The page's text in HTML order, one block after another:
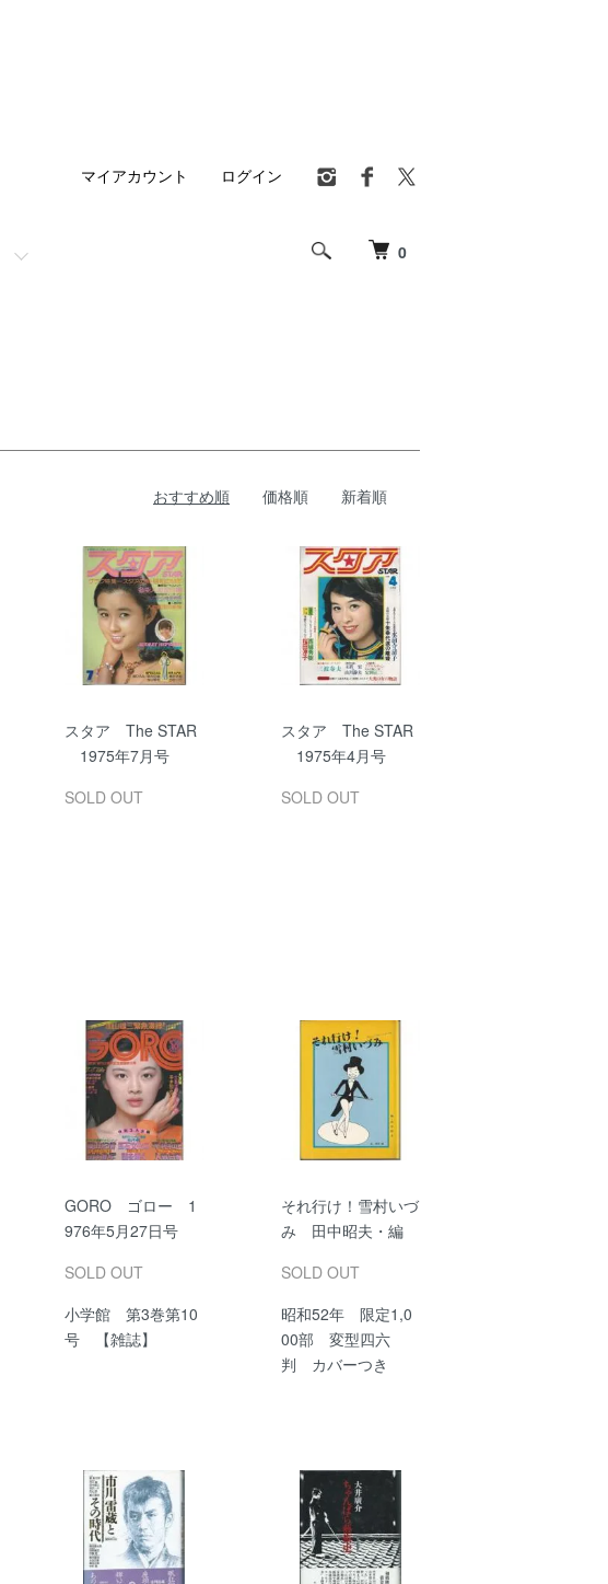
0
マイアカウント ログイン
おすすめ順 価格順 新着順
スタア The STAR
1975年7月号
SOLD OUT
スタア The STAR
1975年4月号
SOLD OUT
GORO ゴロー 1
976年5月27日号
SOLD OUT
小学館 第3巻第10
号 【雑誌】
それ行け！雪村いづ
み 田中昭夫・編
SOLD OUT
昭和52年 限定1,0
00部 変型四六
判 カバーつき